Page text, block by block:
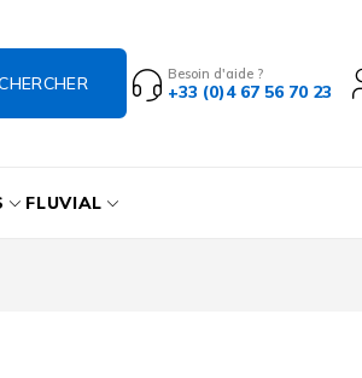
Besoin d'aide ?
+33 (0)4 67 56 70 23
FLUVIAL